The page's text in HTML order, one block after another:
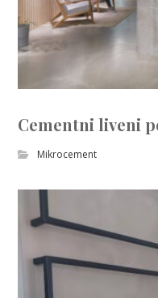
Cementni liveni
Mikrocement